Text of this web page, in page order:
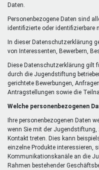
Daten.
Personenbezogene Daten sind
identifizierte oder identifizierbare
In dieser Datenschutzerklärung
von Interessenten, Bewerbern,
Diese Datenschutzerklärung gilt
durch die Jugendstiftung
gerichtete Bewerbungen,
Antragstellungen sowie die
Welche personenbezogenen
Ihre personenbezogenen Daten
wenn Sie mit der
Kontakt treten. Dies kann
einzelne Produkte interessieren,
Kommunikationskanäle an die
Rahmen bestehender